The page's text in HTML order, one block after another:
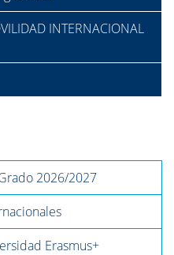
INTERNACIONAL
2026/2027
Erasmus+